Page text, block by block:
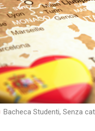
Bacheca Studenti, Senza